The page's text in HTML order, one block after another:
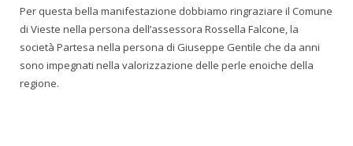
Per questa bella manifestazione dobbiamo ringraziare il Comune
di Vieste nella persona dell’assessora Rossella Falcone, la
società Partesa nella persona di Giuseppe Gentile che da anni
sono impegnati nella valorizzazione delle perle enoiche della
regione.